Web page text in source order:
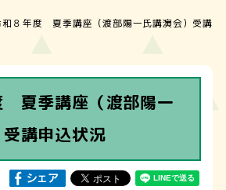
和８年度 夏季講座（渡部陽一氏講演会）受講
夏季講座（渡部陽一
講申込状況